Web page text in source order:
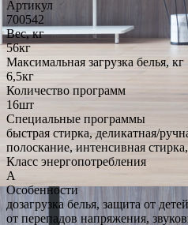
Артикул
700542
Вес, кг
56кг
Максимальная загрузка белья, кг
6,5кг
Количество программ
16шт
Специальные программы
быстрая стирка, деликатная/
полоскание, интенсивная
Класс энергопотребления
A
Особенности
дозагрузка белья, защита от
от перепадов напряжения,